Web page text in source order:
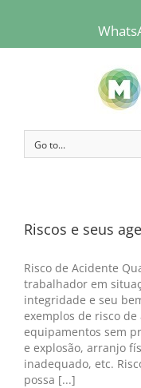
Go to...
Riscos e seus
Risco de Acidente
trabalhador em
integridade e seu
exemplos de risco
equipamentos sem
e explosão, arranjo
inadequado, etc.
possa [...]